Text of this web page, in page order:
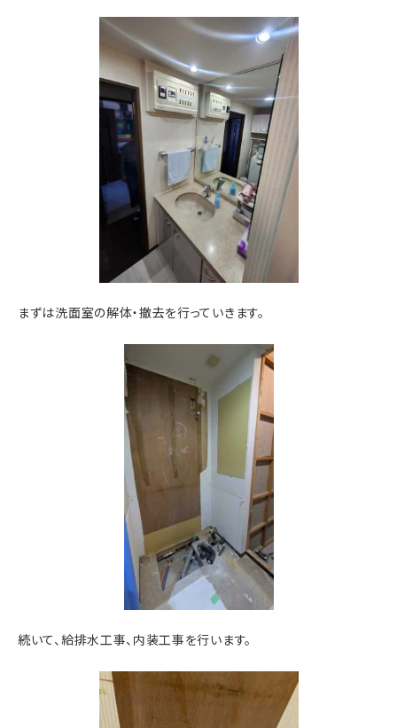
まずは洗面室の解体・撤去を行っていきます。
続いて、給排水工事、内装工事を行います。